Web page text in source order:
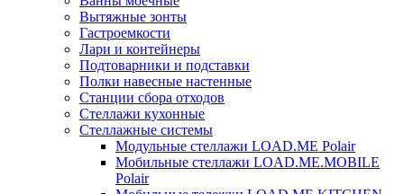
Вытяжные зонты
Гастроемкости
Лари и контейнеры
Подтоварники и подставки
Полки навесные настенные
Станции сбора отходов
Стеллажи кухонные
Стеллажные системы
Модульные стеллажи LOAD.ME Polair
Мобильные стеллажи LOAD.ME.MOBILE
Polair